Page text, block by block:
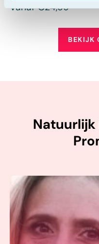
Vanaf €24,99
BEKIJK
Natuurlijk